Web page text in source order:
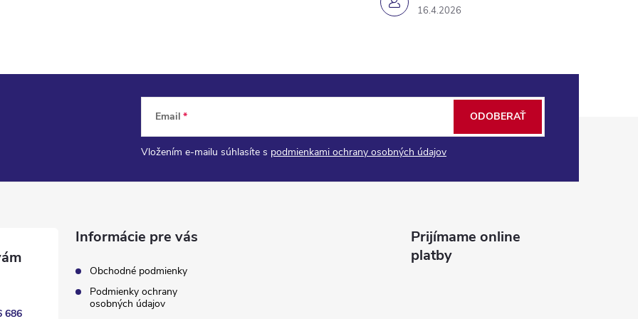
16.4.2026
Email
Vložením e-mailu súhlasíte s podmienkami ochrany osobných údajov
ODOBERAŤ
686
Informácie pre vás
Obchodné podmienky
Podmienky ochrany
osobných údajov
Prijímame online
platby